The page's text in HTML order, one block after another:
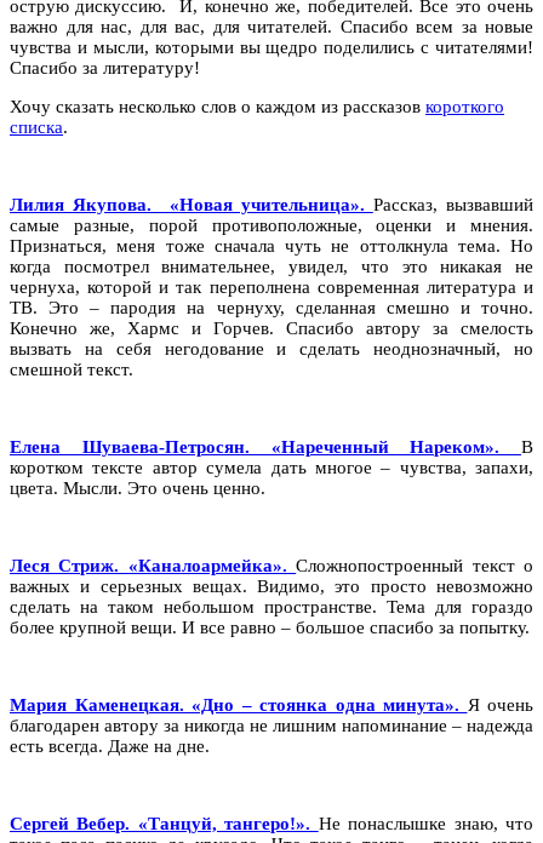
острую дискуссию. И, конечно же, победителей. Все это очень
важно для нас, для вас, для читателей. Спасибо всем за новые
чувства и мысли, которыми вы щедро поделились с читателями!
Спасибо за литературу!
Хочу сказать несколько слов о каждом из рассказов короткого
списка.
Лилия Якупова. «Новая учительница». Рассказ, вызвавший
самые разные, порой противоположные, оценки и мнения.
Признаться, меня тоже сначала чуть не оттолкнула тема. Но
когда посмотрел внимательнее, увидел, что это никакая не
чернуха, которой и так переполнена современная литература и
ТВ. Это – пародия на чернуху, сделанная смешно и точно.
Конечно же, Хармс и Горчев. Спасибо автору за смелость
вызвать на себя негодование и сделать неоднозначный, но
смешной текст.
Елена Шуваева-Петросян. «Нареченный Нареком». В
коротком тексте автор сумела дать многое – чувства, запахи,
цвета. Мысли. Это очень ценно.
Леся Стриж. «Каналоармейка».Сложнопостроенный текст о
важных и серьезных вещах. Видимо, это просто невозможно
сделать на таком небольшом пространстве. Тема для гораздо
более крупной вещи. И все равно – большое спасибо за попытку.
Мария Каменецкая. «Дно – стоянка одна минута». Я очень
благодарен автору за никогда не лишним напоминание – надежда
есть всегда. Даже на дне.
Сергей Вебер. «Танцуй, тангеро!». Не понаслышке знаю, что